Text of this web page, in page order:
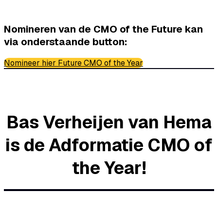
Nomineren van de CMO of the Future kan
via onderstaande button:
Nomineer hier Future CMO of the Year
Bas Verheijen van Hema
is de Adformatie CMO of
the Year!